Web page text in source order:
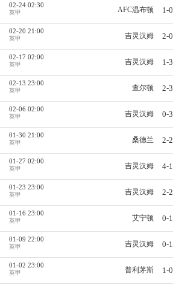
02-24 02:30
英甲 AFC温布顿 1-0
02-20 21:00
英甲 吉灵汉姆 2-0
02-17 02:00
英甲 吉灵汉姆 1-3
02-13 23:00
英甲 查尔顿 2-3
02-06 02:00
英甲 吉灵汉姆 0-3
01-30 21:00
英甲 桑德兰 2-2
01-27 02:00
英甲 吉灵汉姆 4-1
01-23 23:00
英甲 吉灵汉姆 2-2
01-16 23:00
英甲 艾宁顿 0-1
01-09 22:00
英甲 吉灵汉姆 0-1
01-02 23:00
英甲 普利茅斯 1-0